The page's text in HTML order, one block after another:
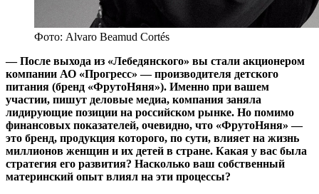
Фото: Alvaro Beamud Cortés
— После выхода из «Лебедянского» вы стали акционером
компании АО «Прогресс» — производителя детского
питания (бренд «ФрутоНяня»). Именно при вашем
участии, пишут деловые медиа, компания заняла
лидирующие позиции на российском рынке. Но помимо
финансовых показателей, очевидно, что «ФрутоНяня» —
это бренд, продукция которого, по сути, влияет на жизнь
миллионов женщин и их детей в стране. Какая у вас была
стратегия его развития? Насколько ваш собственный
материнский опыт влиял на эти процессы?